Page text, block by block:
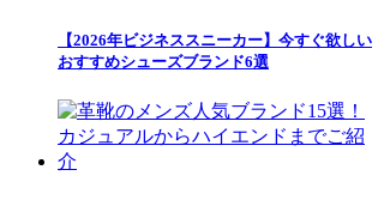
【2026年ビジネススニーカー】今すぐ欲しい
おすすめシューズブランド6選